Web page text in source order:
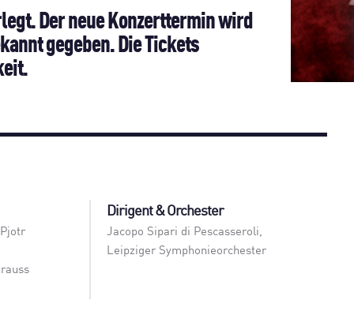
Der neue Konzerttermin wird
gegeben. Die Tickets
Dirigent & Orchester
Jacopo Sipari di Pescasseroli,
Leipziger Symphonieorchester